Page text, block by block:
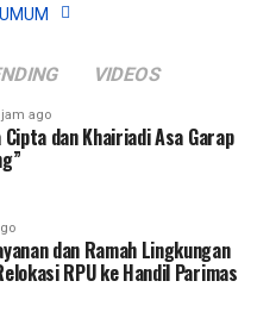
VIDEOS
jam ago
dan Khairiadi Asa Garap
dan Ramah Lingkungan
RPU ke Handil Parimas